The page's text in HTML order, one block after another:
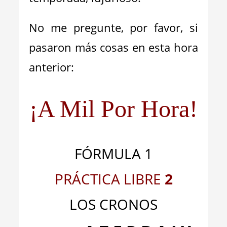
No me pregunte, por favor, si
pasaron más cosas en esta hora
anterior:
¡A Mil Por Hora!
FÓRMULA 1
PRÁCTICA LIBRE 2
LOS CRONOS